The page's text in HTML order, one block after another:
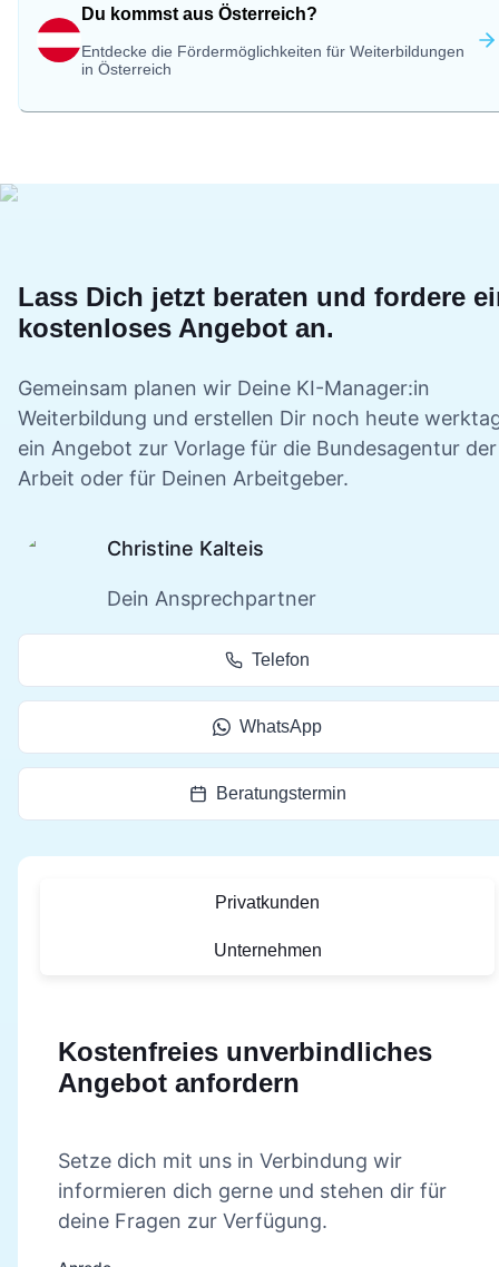
Du kommst aus Österreich?
Entdecke die Fördermöglichkeiten für Weiterbildungen
in Österreich
Lass Dich jetzt beraten und fordere
kostenloses Angebot an.
Gemeinsam planen wir Deine KI-Manager:in
Weiterbildung und erstellen Dir noch heute
ein Angebot zur Vorlage für die Bundesagentur der
Arbeit oder für Deinen Arbeitgeber.
Christine Kalteis
Dein Ansprechpartner
Telefon
WhatsApp
Beratungstermin
Privatkunden
Unternehmen
Kostenfreies unverbindliches
Angebot anfordern
Setze dich mit uns in Verbindung wir
informieren dich gerne und stehen dir für
deine Fragen zur Verfügung.